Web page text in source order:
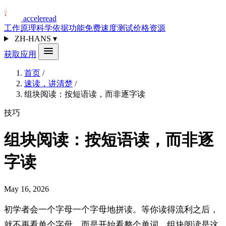
acceleread
工作原理科学依据功能免费速度测试价格资源
ZH-HANS ▾
获取应用
首页 /
速读，讲清楚 /
组块阅读：按短语读，而非逐字读
技巧
组块阅读：按短语读，而非逐
字读
May 16, 2026
初学者会一个字母一个字母地拼读。等你读得流利之后，